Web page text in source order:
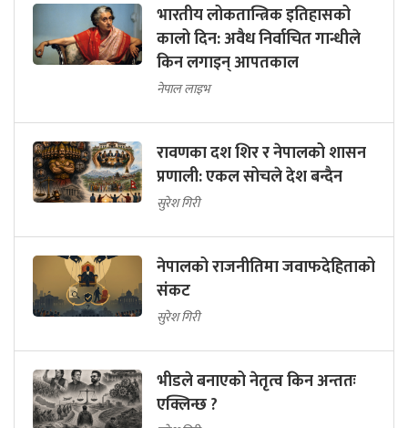
भारतीय लोकतान्त्रिक इतिहासको
कालो दिन: अवैध निर्वाचित गान्धीले
किन लगाइन् आपतकाल
नेपाल लाइभ
रावणका दश शिर र नेपालको शासन
प्रणाली: एकल सोचले देश बन्दैन
सुरेश गिरी
नेपालको राजनीतिमा जवाफदेहिताको
संकट
सुरेश गिरी
भीडले बनाएको नेतृत्व किन अन्ततः
एक्लिन्छ ?